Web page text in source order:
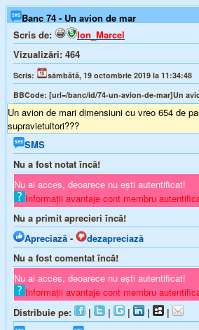
Banc 74 - Un avion de mar
Scris de:
Ion_Marcel
Vizualizări: 464
Scris:
sâmbătă, 19 octombrie 2019 la 11:34:48
BBCode: [url=/banc/id/74-un-avion-de-mar]Un
Un avion de mari dimensiuni cu vreo 654 de
supravietuitori???
SMS
Nu a fost notat încă!
Nu ai acces, deoarece nu ești autentificat!
Informații avantaje cont membru
Nu a primit aprecieri încă!
Apreciază -
dezapreciază
Nu a fost comentat încă!
Nu ai acces, deoarece nu ești autentificat!
Informații avantaje cont membru
Distribuie pe:
| | | |
|